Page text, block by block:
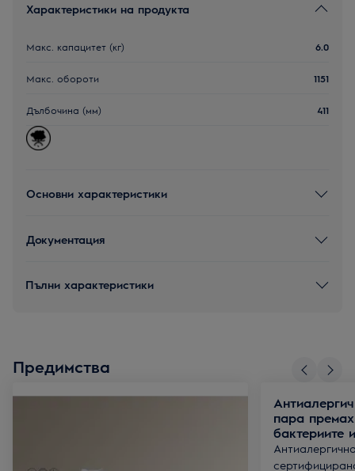
Характеристики на продукта
Макс. капацитет (кг) 6.0
Макс. обороти 1151
Дълбочина (мм) 411
Основни характеристики
Документация
Пълни характеристики
Предимства
пара
бактериите